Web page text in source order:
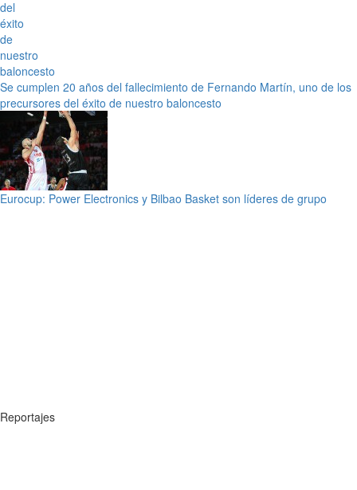
Se cumplen 20 años del fallecimiento de Fernando Martín, uno de los
precursores del éxito de nuestro baloncesto
Eurocup: Power Electronics y Bilbao Basket son líderes de grupo
Reportajes